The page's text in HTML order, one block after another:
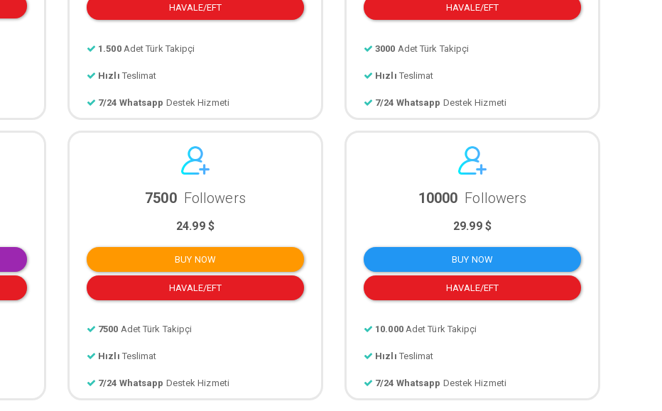
HAVALE/EFT
1.500 Adet Türk Takipçi
Hızlı Teslimat
7/24 Whatsapp Destek Hizmeti
HAVALE/EFT
3000 Adet Türk Takipçi
Hızlı Teslimat
7/24 Whatsapp Destek Hizmeti
7500 Followers
24.99 $
BUY NOW
HAVALE/EFT
7500 Adet Türk Takipçi
Hızlı Teslimat
7/24 Whatsapp Destek Hizmeti
10000 Followers
29.99 $
BUY NOW
HAVALE/EFT
10.000 Adet Türk Takipçi
Hızlı Teslimat
7/24 Whatsapp Destek Hizmeti